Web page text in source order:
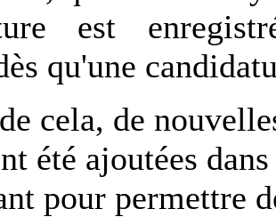
est
qu'une
cela, de
été ajoutées
pour permettre